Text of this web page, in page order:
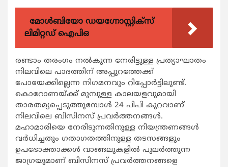
മോൾബിയോ ഡയഗ്നോസ്റ്റിക്സ്
ലിമിറ്റഡ് ഐപിഒ
രണ്ടാം തരംഗം നല്‍കുന്ന നേരിട്ടുള്ള പ്രത്യാഘാതം
നിലവിലെ പാദത്തിന് അപ്പുറത്തേക്ക്
പോയേക്കില്ലെന്ന നിഗമനവും റിപ്പോര്‍ട്ടിലുണ്ട്.
കൊറോണയ്ക്ക് മുമ്പുള്ള കാലയളവുമായി
താരതമ്യപ്പെടുത്തുമ്പോള്‍ 24 പിപി കുറവാണ്
നിലവിലെ ബിസിനസ് പ്രവര്‍ത്തനങ്ങള്‍.
മഹാമാരിയെ നേരിടുന്നതിനുള്ള നിയന്ത്രണങ്ങള്‍
വര്‍ധിച്ചതും ഗതാഗതത്തിനുള്ള തടസങ്ങളും
ഉപഭോക്താക്കള്‍ വാങ്ങലുകളില്‍ പുലര്‍ത്തുന്ന
ജാഗ്രയുമാണ് ബിസിനസ് പ്രവര്‍ത്തനങ്ങളെ